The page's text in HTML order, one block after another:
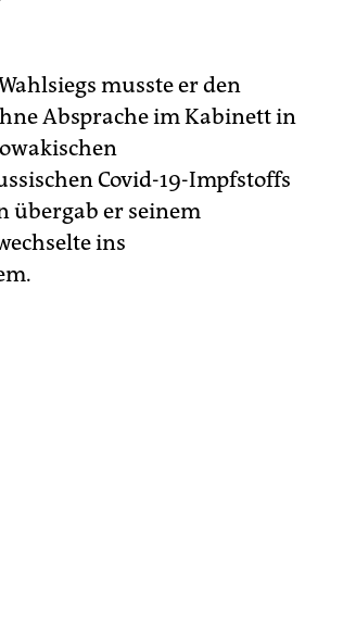
musste er den
Absprache im Kabinett in
Covid-19-Impfstoffs
übergab er seinem
ins